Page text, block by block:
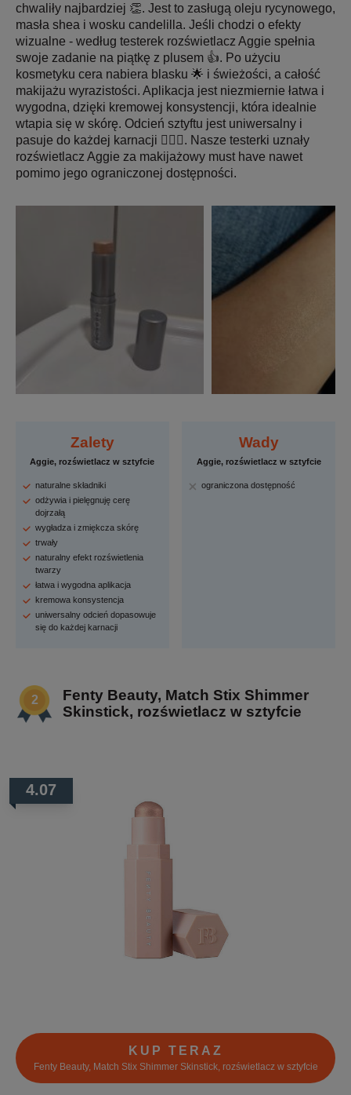
chwaliły najbardziej 👏. Jest to zasługą oleju rycynowego,
masła shea i wosku candelilla. Jeśli chodzi o efekty
wizualne - według testerek rozświetlacz Aggie spełnia
swoje zadanie na piątkę z plusem 👍. Po użyciu
kosmetyku cera nabiera blasku 🌟 i świeżości, a całość
makijażu wyrazistości. Aplikacja jest niezmiernie łatwa i
wygodna, dzięki kremowej konsystencji, która idealnie
wtapia się w skórę. Odcień sztyftu jest uniwersalny i
pasuje do każdej karnacji 👱🏾‍♀️. Nasze testerki uznały
rozświetlacz Aggie za makijażowy must have nawet
pomimo jego ograniczonej dostępności.
Zalety
Aggie, rozświetlacz w sztyfcie
naturalne składniki
odżywia i pielęgnuję cerę
dojrzałą
wygładza i zmiękcza skórę
trwały
naturalny efekt rozświetlenia
twarzy
łatwa i wygodna aplikacja
kremowa konsystencja
uniwersalny odcień dopasowuje
się do każdej karnacji
Wady
Aggie, rozświetlacz w sztyfcie
ograniczona dostępność
Fenty Beauty, Match Stix Shimmer
Skinstick, rozświetlacz w sztyfcie
4.07
KUP TERAZ
Fenty Beauty, Match Stix Shimmer Skinstick, rozświetlacz w sztyfcie